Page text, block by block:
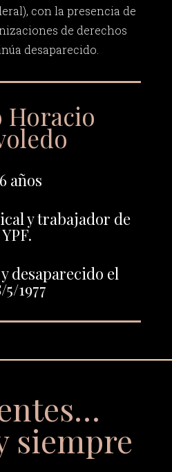
con la presencia de
de derechos
desaparecido.
Horacio
años
y trabajador de
YPF.
desaparecido el
5/1977
siempre